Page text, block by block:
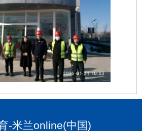
-米兰online(中国)